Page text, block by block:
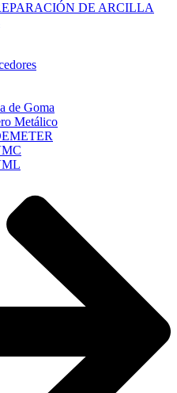
DE ARCILLA
de Goma
Metálico